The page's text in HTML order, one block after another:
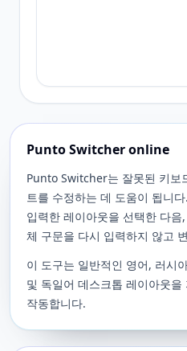
Punto Switcher online
Punto Switcher는 잘못된 키보
트를 수정하는 데 도움이 됩니
입력한 레이아웃을 선택한 다
체 구문을 다시 입력하지 않고
이 도구는 일반적인 영어, 러시
및 독일어 데스크톱 레이아웃
작동합니다.